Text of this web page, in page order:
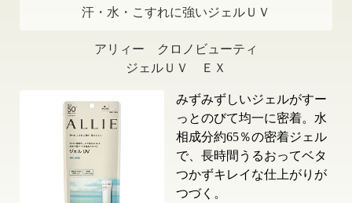
汗・水・こすれに強いジェルＵＶ
アリィー クロノビューティ
ジェルＵＶ ＥＸ
みずみずしいジェルがすー
っとのびて均一に密着。水
相成分約65％の密着ジェル
で、長時間うるおってベタ
つかずキレイな仕上がりが
つづく。